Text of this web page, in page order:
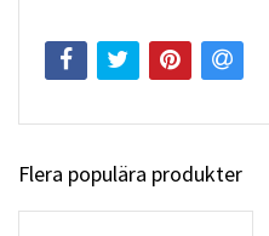
Flera populära produkter